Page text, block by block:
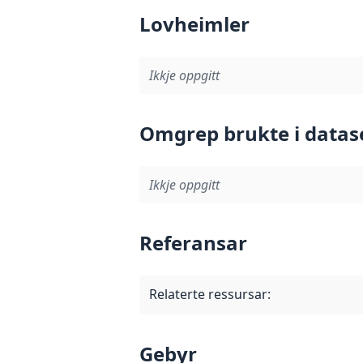
Lovheimler
Ikkje oppgitt
Omgrep brukte i
Ikkje oppgitt
Referansar
Relaterte ressursar:
Gebyr